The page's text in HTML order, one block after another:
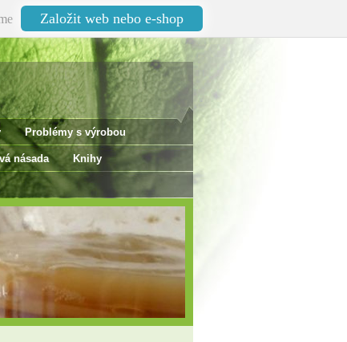
Založit web nebo e-shop
Problémy s výrobou
násada Knihy